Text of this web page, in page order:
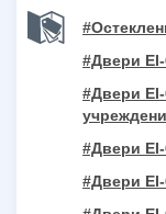
#Двери
#Двери
#Двери
#Двери